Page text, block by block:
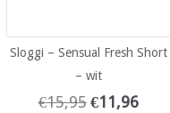
Sloggi – Sensual Fresh Short
– wit
€15,95 €11,96